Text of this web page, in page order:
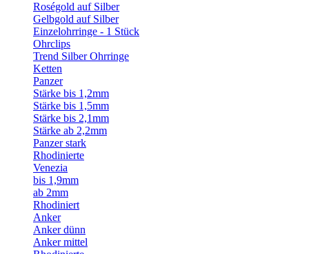
Roségold auf Silber
Gelbgold auf Silber
Einzelohrringe - 1 Stück
Ohrclips
Trend Silber Ohrringe
Ketten
Panzer
Stärke bis 1,2mm
Stärke bis 1,5mm
Stärke bis 2,1mm
Stärke ab 2,2mm
Panzer stark
Rhodinierte
Venezia
bis 1,9mm
ab 2mm
Rhodiniert
Anker
Anker dünn
Anker mittel